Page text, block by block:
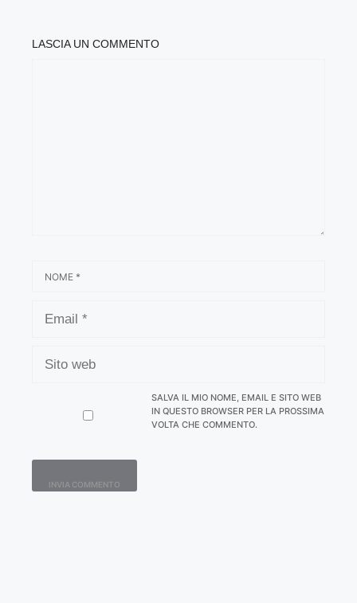
LASCIA UN COMMENTO
WEB
SALVA IL MIO NOME, EMAIL E SITO WEB
IN QUESTO BROWSER PER LA PROSSIMA
VOLTA CHE COMMENTO.